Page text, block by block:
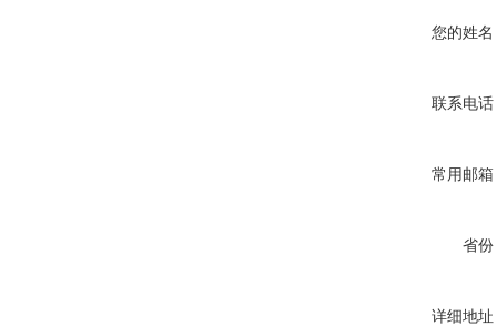
您的姓名
联系电话
常用邮箱
省份
详细地址